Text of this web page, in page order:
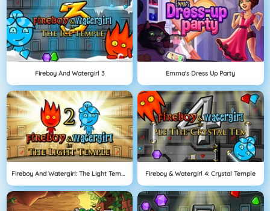
Fireboy And Watergirl 3 Emma's Dress Up Party
Fireboy And Watergirl: The Light Temple Fireboy & Watergirl 4: Crystal Temple